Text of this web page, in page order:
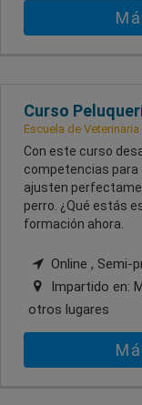
Curso
Escuela de
Con este curso
competencias
ajusten
perro. ¿Qué estás
formación ahora.
Online , Semi-
Impartido en:
otros lugares